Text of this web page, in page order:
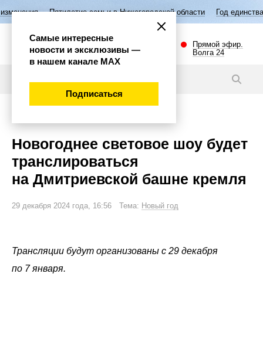
Пятилетие семьи в Нижегородской области Год единства народов
Прямой эфир.
Волга 24
Новогоднее световое шоу будет
транслироваться
на Дмитриевской башне кремля
29 декабря 2024 года, 16:56 Тема: Новый год
Трансляции будут организованы с 29 декабря
по 7 января.
Самые интересные
новости и эксклюзивы —
в нашем канале МАХ
Подписаться